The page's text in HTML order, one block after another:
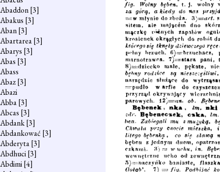
Abaddon[3]
Abakus [3]
Aban[3]
Abartarea[3]
Abarys [3]
Abas [3]
Abass
Abaz[3]
Abazi
Abba[3]
Abcas [3]
Abdank[3]
Abdankować [3]
Abderyta[3]
Abdhuci[3]
Abdimi[4]